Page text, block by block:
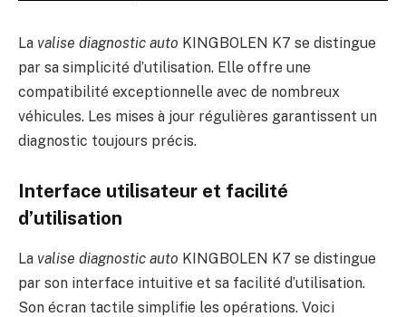
La valise diagnostic auto KINGBOLEN K7 se distingue
par sa simplicité d’utilisation. Elle offre une
compatibilité exceptionnelle avec de nombreux
véhicules. Les mises à jour régulières garantissent un
diagnostic toujours précis.
Interface utilisateur et facilité
d’utilisation
La valise diagnostic auto KINGBOLEN K7 se distingue
par son interface intuitive et sa facilité d’utilisation.
Son écran tactile simplifie les opérations. Voici